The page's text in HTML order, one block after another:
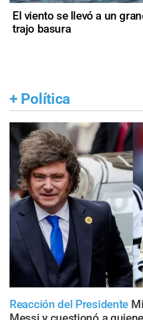
El viento se llevó a un
trajo basura
+ Política
Reacción del Presidente